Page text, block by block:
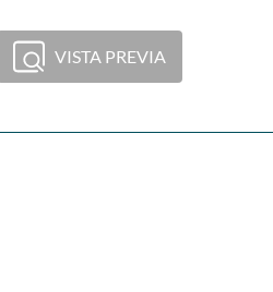
VISTA PREVIA